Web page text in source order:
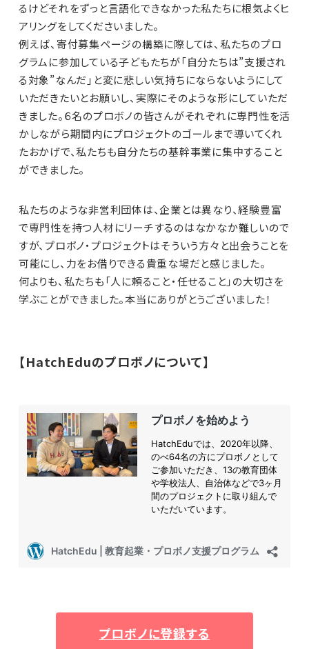
るけどそれをずっと言語化できなかった私たちに根気よくヒ
アリングをしてくださいました。
例えば、寄付募集ページの構築に際しては、私たちのプロ
グラムに参加している子どもたちが「自分たちは”支援され
る対象”なんだ」と変に悲しい気持ちにならないようにして
いただきたいとお願いし、実際にそのような形にしていただ
きました。６名のプロボノの皆さんがそれぞれに専門性を活
かしながら期間内にプロジェクトのゴールまで導いてくれ
たおかげで、私たちも自分たちの基幹事業に集中すること
ができました。
私たちのような非営利団体は、企業とは異なり、経験豊富
で専門性を持つ人材にリーチするのはなかなか難しいので
すが、プロボノ・プロジェクトはそういう方々と出会うことを
可能にし、力をお借りできる貴重な場だと感じました。
何よりも、私たちも「人に頼ること・任せること」の大切さを
学ぶことができました。本当にありがとうございました！
【HatchEduのプロボノについて】
プロボノに登録する